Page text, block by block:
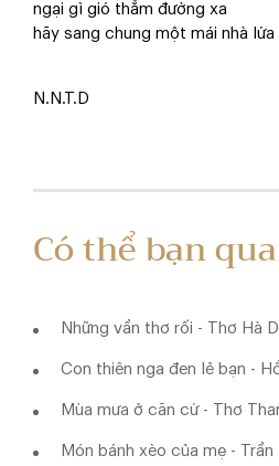
ngại gì gió thẳm đường xa
hãy sang chung một mái nhà lứa
N.N.T.D
Có thể bạn
Những vần thơ rối - Thơ Hà
Con thiên nga đen lẻ bạn -
Mùa mưa ở căn cứ - Thơ
Món bánh xèo của mẹ - Trần